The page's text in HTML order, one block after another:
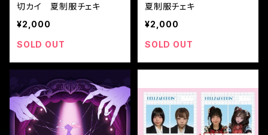
切カイ 夏制服チェキ
¥2,000
SOLD OUT
夏制服チェキ
¥2,000
SOLD OUT